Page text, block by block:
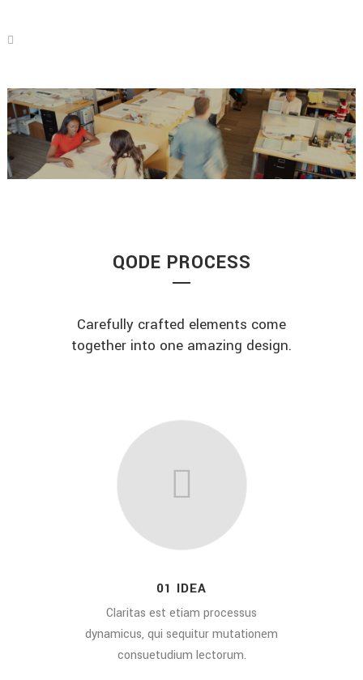
QODE PROCESS
Carefully crafted elements come
together into one amazing design.
01 IDEA
Claritas est etiam processus
dynamicus, qui sequitur mutationem
consuetudium lectorum.